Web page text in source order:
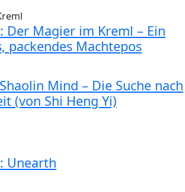
Der Magier im Kreml – Ein
packendes Machtepos
Mind – Die Suche nach
(von Shi Heng Yi)
Unearth